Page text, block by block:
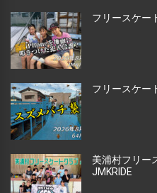
フリースケー
フリースケー
美浦村フリー
JMKRIDE